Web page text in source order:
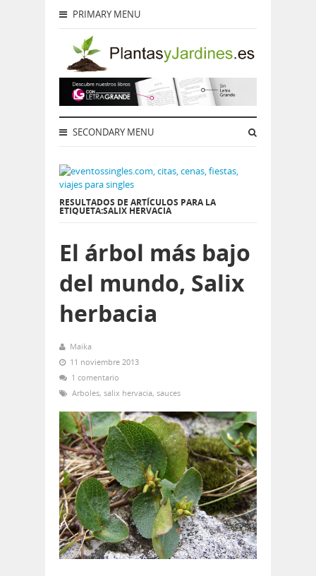
PRIMARY MENU
SECONDARY MENU
RESULTADOS DE ARTÍCULOS PARA LA
ETIQUETA:SALIX HERVACIA
El árbol más bajo
del mundo, Salix
herbacia
Maika
11 noviembre 2013
1 comentario
Arboles, salix hervacia, sauces